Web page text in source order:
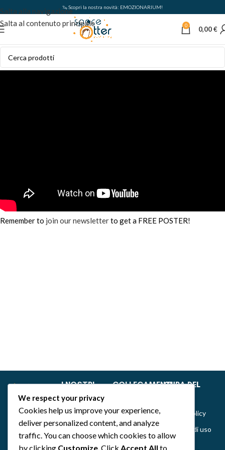
Salta alla navigazione
Salta al contenuto principale
🦦 Scopri la nostra novità: EMOZIONARIUM!
0 0,00€
Remember to join our newsletterto get a FREE POSTER!
I NOSTRI
Dance of Muses
DecKreative
COLLEGAMENTI
Notizie
CURA DEL
Cookie Policy
Politiche di uso
del sito,
We respect your privacy
Cookies help us improve your experience,
deliver personalized content, and analyze
traffic. You can choose which cookies to allow
by clicking Customize. Click Accept All to